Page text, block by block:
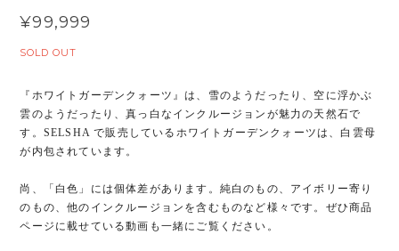
¥99,999
SOLD OUT
『ホワイトガーデンクォーツ』は、雪のようだったり、空に浮かぶ
雲のようだったり、真っ白なインクルージョンが魅力の天然石で
す。SELSHA で販売しているホワイトガーデンクォーツは、白雲母
が内包されています。
尚、「白色」には個体差があります。純白のもの、アイボリー寄り
のもの、他のインクルージョンを含むものなど様々です。ぜひ商品
ページに載せている動画も一緒にご覧ください。